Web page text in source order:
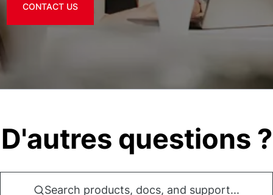
CONTACT US
D'autres questions ?
Search products, docs, and support...